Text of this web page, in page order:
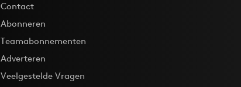
Contact
Abonneren
Teamabonnementen
Adverteren
Veelgestelde Vragen